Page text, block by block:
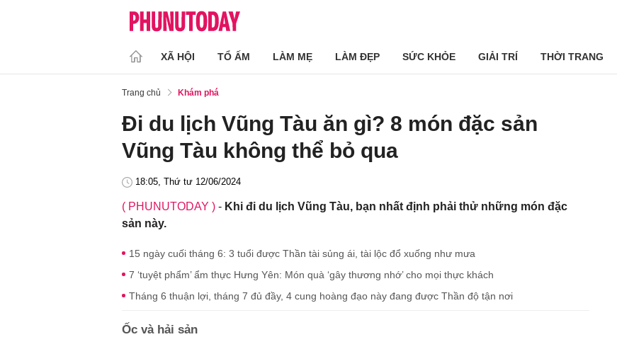
XÃ HỘI TỔ ẤM LÀM MẸ LÀM ĐẸP SỨC KHỎE GIẢI TRÍ THỜI TRANG
Trang chủ Khám phá
Đi du lịch Vũng Tàu ăn gì? 8 món đặc sản
Vũng Tàu không thể bỏ qua
18:05, Thứ tư 12/06/2024
( PHUNUTODAY ) - Khi đi du lịch Vũng Tàu, bạn nhất định phải thử những món đặc
sản này.
15 ngày cuối tháng 6: 3 tuổi được Thần tài sủng ái, tài lộc đổ xuống như mưa
7 ‘tuyệt phẩm’ ẩm thực Hưng Yên: Món quà ‘gây thương nhớ’ cho mọi thực khách
Tháng 6 thuận lợi, tháng 7 đủ đầy, 4 cung hoàng đạo này đang được Thần độ tận nơi
Ốc và hải sản